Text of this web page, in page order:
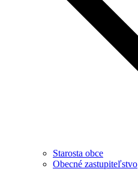
Starosta obce
Obecné zastupiteľstvo